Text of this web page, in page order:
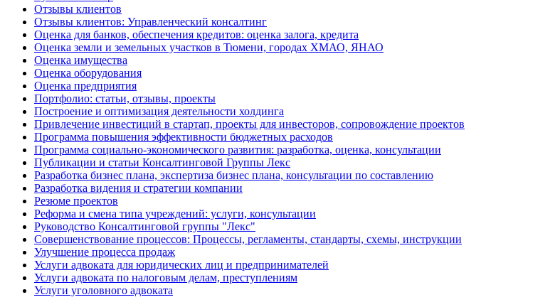
Отзывы клиентов
Отзывы клиентов: Управленческий консалтинг
Оценка для банков, обеспечения кредитов: оценка залога, кредита
Оценка земли и земельных участков в Тюмени, городах ХМАО, ЯНАО
Оценка имущества
Оценка оборудования
Оценка предприятия
Портфолио: статьи, отзывы, проекты
Построение и оптимизация деятельности холдинга
Привлечение инвестиций в стартап, проекты для инвесторов, сопровождение проектов
Программа повышения эффективности бюджетных расходов
Программа социально-экономического развития: разработка, оценка, консультации
Публикации и статьи Консалтинговой Группы Лекс
Разработка бизнес плана, экспертиза бизнес плана, консультации по составлению
Разработка видения и стратегии компании
Резюме проектов
Реформа и смена типа учреждений: услуги, консультации
Руководство Консалтинговой группы "Лекс"
Совершенствование процессов: Процессы, регламенты, стандарты, схемы, инструкции
Улучшение процесса продаж
Услуги адвоката для юридических лиц и предпринимателей
Услуги адвоката по налоговым делам, преступлениям
Услуги уголовного адвоката